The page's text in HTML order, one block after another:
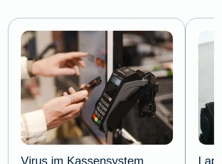
Virus im Kassensystem